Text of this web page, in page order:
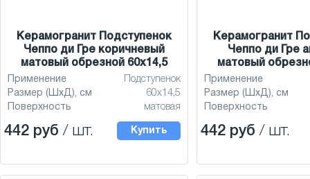
Керамогранит Подступенок
Чеппо ди Гре коричневый
матовый обрезной 60x14,5
Применение
Подступенок
Размер (ШхД), см
60x14,5
Поверхность
матовая
442 руб / шт. Купить
Керамогранит
Чеппо ди Гре
матовый
Применение
Размер (ШхД), см
Поверхность
442 руб / шт.